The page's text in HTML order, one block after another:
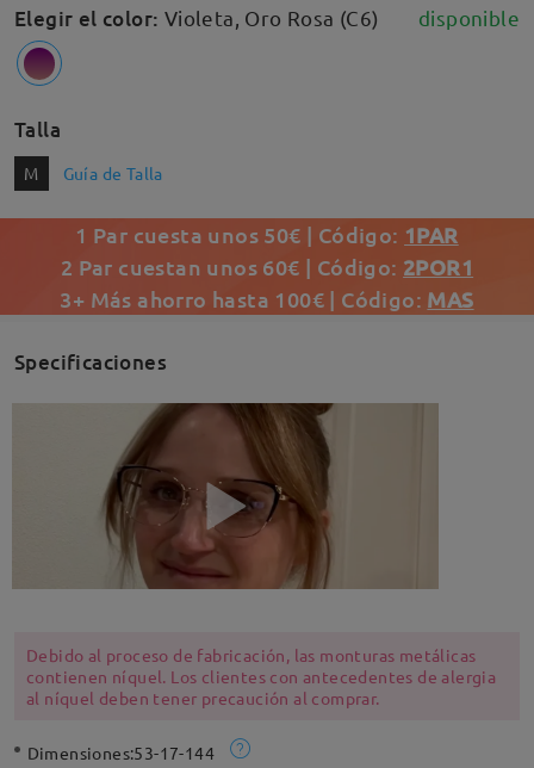
Elegir el color: Violeta, Oro Rosa (C6) disponible
Talla
M Guía de Talla
1 Par cuesta unos 50€ | Código: 1PAR
2 Par cuestan unos 60€ | Código: 2POR1
3+ Más ahorro hasta 100€ | Código: MAS
Specificaciones
Debido al proceso de fabricación, las monturas metálicas
contienen níquel. Los clientes con antecedentes de alergia
al níquel deben tener precaución al comprar.
Dimensiones:53-17-144